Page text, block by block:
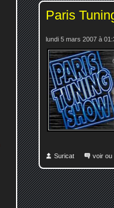
Paris
lundi 5 mars 2007 à
Suricat voir ou